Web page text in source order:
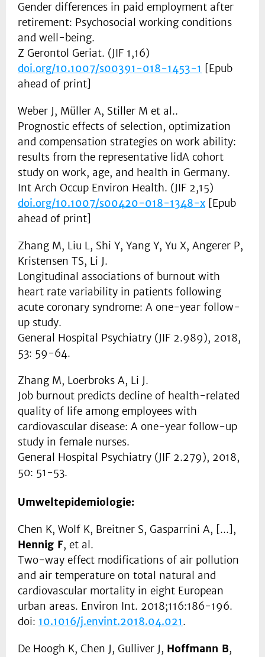
Gender differences in paid employment after
retirement: Psychosocial working conditions
and well-being.
Z Gerontol Geriat. (JIF 1,16)
doi.org/10.1007/s00391-018-1453-1 [Epub
ahead of print]
Weber J, Müller A, Stiller M et al..
Prognostic effects of selection, optimization
and compensation strategies on work ability:
results from the representative lidA cohort
study on work, age, and health in Germany.
Int Arch Occup Environ Health. (JIF 2,15)
doi.org/10.1007/s00420-018-1348-x [Epub
ahead of print]
Zhang M, Liu L, Shi Y, Yang Y, Yu X, Angerer P,
Kristensen TS, Li J.
Longitudinal associations of burnout with
heart rate variability in patients following
acute coronary syndrome: A one-year follow-
up study.
General Hospital Psychiatry (JIF 2.989), 2018,
53: 59-64.
Zhang M, Loerbroks A, Li J.
Job burnout predicts decline of health-related
quality of life among employees with
cardiovascular disease: A one-year follow-up
study in female nurses.
General Hospital Psychiatry (JIF 2.279), 2018,
50: 51-53.
Umweltepidemiologie:
Chen K, Wolf K, Breitner S, Gasparrini A, [...],
Hennig F, et al.
Two-way effect modifications of air pollution
and air temperature on total natural and
cardiovascular mortality in eight European
urban areas. Environ Int. 2018;116:186-196.
doi: 10.1016/j.envint.2018.04.021.
De Hoogh K, Chen J, Gulliver J, Hoffmann B,